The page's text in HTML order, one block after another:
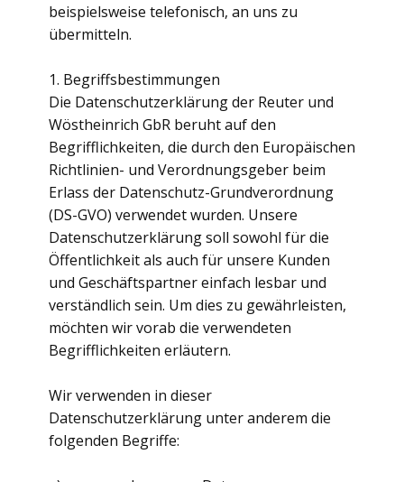
beispielsweise telefonisch, an uns zu
übermitteln.
1. Begriffsbestimmungen
Die Datenschutzerklärung der Reuter und
Wöstheinrich GbR beruht auf den
Begrifflichkeiten, die durch den Europäischen
Richtlinien- und Verordnungsgeber beim
Erlass der Datenschutz-Grundverordnung
(DS-GVO) verwendet wurden. Unsere
Datenschutzerklärung soll sowohl für die
Öffentlichkeit als auch für unsere Kunden
und Geschäftspartner einfach lesbar und
verständlich sein. Um dies zu gewährleisten,
möchten wir vorab die verwendeten
Begrifflichkeiten erläutern.
Wir verwenden in dieser
Datenschutzerklärung unter anderem die
folgenden Begriffe: